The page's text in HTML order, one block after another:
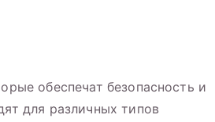
обеспечат безопасность и
для различных типов